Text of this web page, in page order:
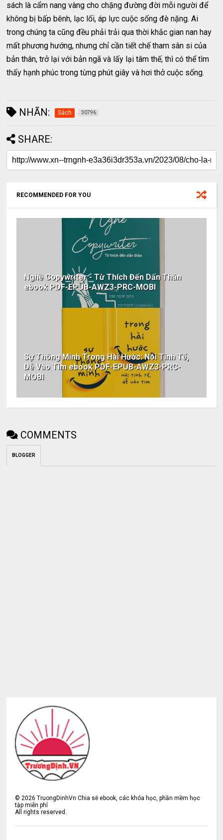
sách là cẩm nang vàng cho chặng đường đời mỗi người để
không bị bấp bênh, lạc lối, áp lực cuộc sống đè nặng. Ai
trong chúng ta cũng đều phải trải qua thời khắc gian nan hay
mất phương hướng, nhưng chỉ cần tiết chế tham sân si của
bản thân, trở lại với bản ngã và lấy lại tâm thế, thì có thể tìm
thấy hạnh phúc trong từng phút giây và hơi thở cuộc sống.
NHÃN: Sách 30796
SHARE:
RECOMMENDED FOR YOU
Nghề Copywriter - Từ Thích Đến Dấn Thân
ebook PDF-EPUB-AWZ3-PRC-MOBI
Sự Thông Minh Trong Hài Hước: Nói Tinh Tế,
Dễ Vào Tim ebook PDF-EPUB-AWZ3-PRC-
MOBI
COMMENTS
BLOGGER
©2026 TruongDinhVn Chia sẽ ebook, các khóa học, phần mềm học
tập miễn phí
All rights reserved.